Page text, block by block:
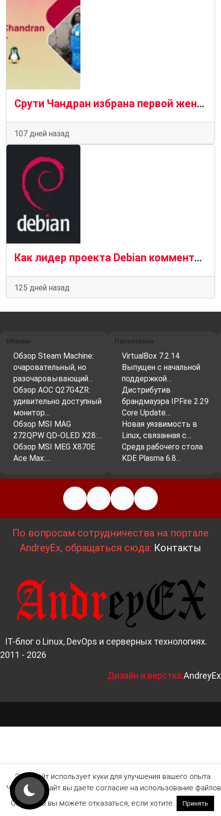
Срути Чандран избрана первой женщиной-руководителем проекта Debian из Индии на 2026 год
107 дней назад
Как лидер проекта Debian комментирует законы о верификации возраста
125 дней назад
Обзоры
Обзор Steam Machine:
очаровательный, но
разочаровывающий…
Обзор AOC Q27G4ZR:
удивительно доступный
монитор…
Обзор MSI MAG
272QPW QD-OLED X28:…
Обзор MSI MEG X870E
Ace Max:…
Популярное
VirtualBox 7.2.14
Выпущен с начальной
поддержкой…
Дистрибутив
брандмауэра IPFire 2.29
Core Update…
Новая уязвимость в
Linux, связанная с…
Среда рабочего стола
KDE Plasma 6.8…
По вопросам сотрудничества на портале
AndreyEx, обращаться сюда: Контакты
IT-блог о Linux, DevOps и серверных технологиях.
2011 - 2026
Дизайн и верстка:AndreyEx
Этот сайт использует куки для улучшения вашего опыта.
Читая этот сайт вы даете согласие на использование файлов
Cookie, но вы можете отказаться, если хотите.
Принять